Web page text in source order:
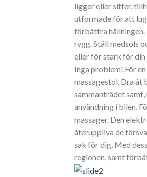
ligger eller sitter,
utformade för att
förbättra hållningen.
rygg. Ställ medsols
eller för stark för
Inga problem! För
massagestol. Dra åt
sammanträdet
användning i bilen.
massager. Den
återuppliva de
sak för dig. Med
regionen, samt